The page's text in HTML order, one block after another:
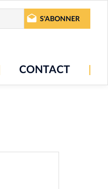
S'ABONNER
CONTACT